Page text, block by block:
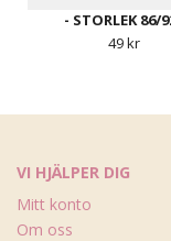
- STORLEK 86/
49 kr
VI HJÄLPER DIG
Mitt konto
Om oss